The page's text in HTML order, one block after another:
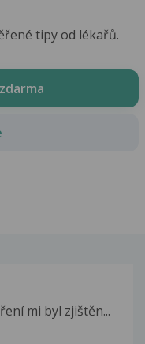
tipy od lékařů.
mi byl zjištěn...